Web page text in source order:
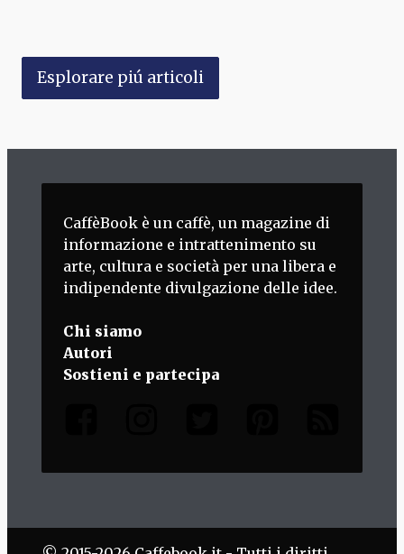
Esplorare piú articoli
CaffèBook è un caffè, un magazine di
informazione e intrattenimento su
arte, cultura e società per una libera e
indipendente divulgazione delle idee.
Chi siamo
Autori
Sostieni e partecipa